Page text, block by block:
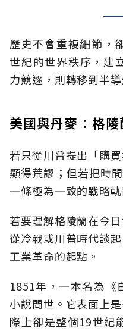
歷史不會重複細節，
世紀的世界秩序，建
力競逐，則轉移到半
美國與丹麥：格
若只從川普提出「購
顯得荒謬；但若把時
一條極為一致的戰略軌
若要理解格陵蘭在今
從冷戰或川普時代談
工業革命的起點。
1851年，一本名為
小說問世。它表面上
際上卻是整個19世紀